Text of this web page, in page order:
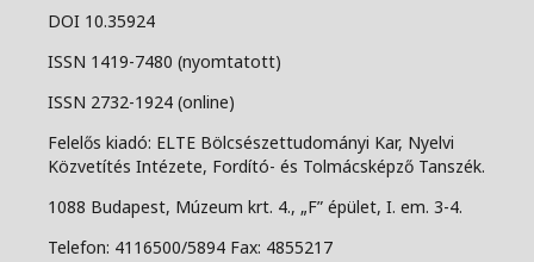
DOI 10.35924
ISSN 1419-7480 (nyomtatott)
ISSN 2732-1924 (online)
Felelős kiadó: ELTE Bölcsészettudományi Kar, Nyelvi
Közvetítés Intézete, Fordító- és Tolmácsképző Tanszék.
1088 Budapest, Múzeum krt. 4., „F” épület, I. em. 3-4.
Telefon: 4116500/5894 Fax: 4855217